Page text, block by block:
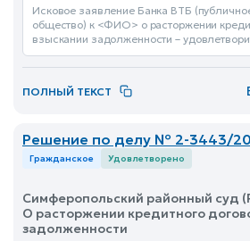
Исковое заявление Банка ВТБ
общество) к <ФИО> о расторжении
взыскании задолженности –
ПОЛНЫЙ ТЕКСТ
Решение по делу № 2-3443/
Гражданское Удовлетворено
Симферопольский районный суд
О расторжении кредитного
задолженности